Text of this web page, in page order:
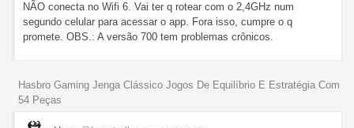
NÃO conecta no Wifi 6. Vai ter q rotear com o 2,4GHz num
segundo celular para acessar o app. Fora isso, cumpre o q
promete. OBS.: A versão 700 tem problemas crônicos.
Hasbro Gaming Jenga Clássico Jogos De Equilíbrio E Estratégia Com
54 Peças